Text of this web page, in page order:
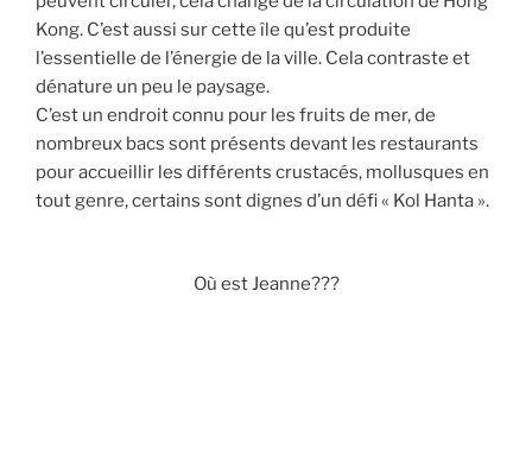
Kong. C’est aussi sur cette île qu’est produite
l’essentielle de l’énergie de la ville. Cela contraste et
dénature un peu le paysage.
C’est un endroit connu pour les fruits de mer, de
nombreux bacs sont présents devant les restaurants
pour accueillir les différents crustacés, mollusques en
tout genre, certains sont dignes d’un défi « Kol Hanta ».
Où est Jeanne???